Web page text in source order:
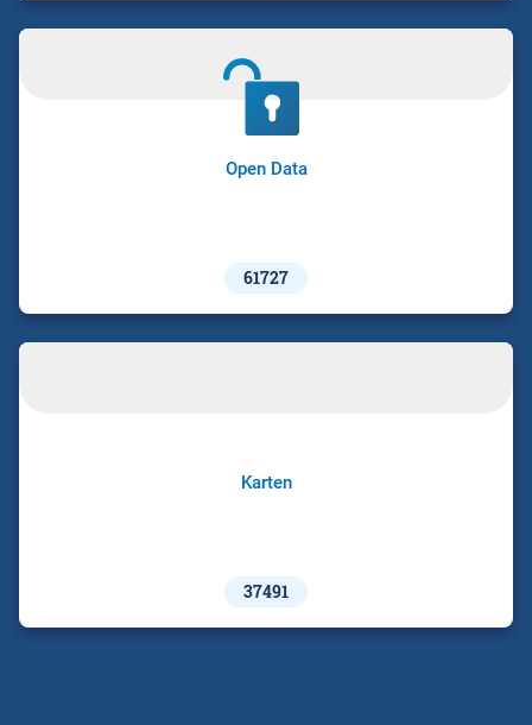
Open Data
61727
Karten
37491